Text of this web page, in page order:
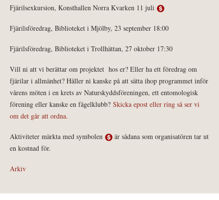
Fjärilsexkursion, Konsthallen Norra Kvarken 11 juli
Fjärilsföredrag, Biblioteket i Mjölby, 23 september 18:00
Fjärilsföredrag, Biblioteket i Trollhättan, 27 oktober 17:30
Vill ni att vi berättar om projektet hos er? Eller ha ett föredrag om
fjärilar i allmänhet? Håller ni kanske på att sätta ihop programmet inför
vårens möten i en krets av Naturskyddsföreningen, ett entomologisk
förening eller kanske en fågelklubb? Skicka epost eller ring så ser vi
om det går att ordna.
Aktiviteter märkta med symbolen
är sådana som organisatören tar ut
en kostnad för.
Arkiv